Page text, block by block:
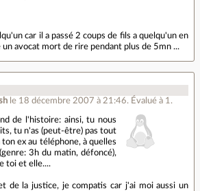
car il a passé 2 coups de fils a quelqu'un en
avocat mort de rire pendant plus de 5mn ...
le 18 décembre 2007 à 21:46. Évalué à 1 .
de l'histoire: ainsi, tu nous
tu n'as (peut-être) pas tout
ex au téléphone, à quelles
3h du matin, défoncé),
toi et elle....
de la justice, je compatis car j'ai moi aussi un